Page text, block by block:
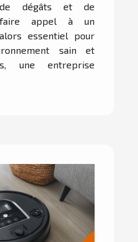
de dégâts et de
faire appel à un
essentiel pour
sain et
une entreprise